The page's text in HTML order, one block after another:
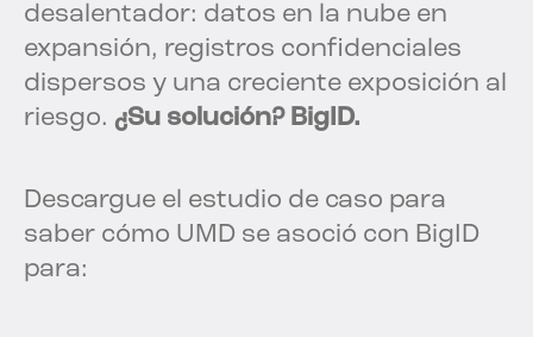
desalentador: datos en la nube en
expansión, registros confidenciales
dispersos y una creciente exposición al
riesgo. ¿Su solución? BigID.
Descargue el estudio de caso para
saber cómo UMD se asoció con BigID
para: